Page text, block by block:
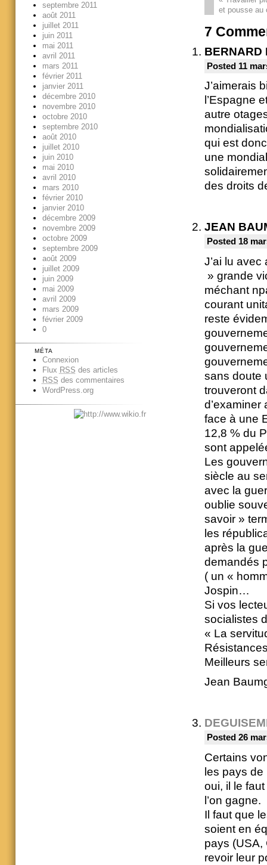
et pousse au
7
BERNARD
Posted 11
J’aimerais
l’Espagne
autre
qui est
une
des droits
JEAN
Posted 18
J’ai lu
» grande
méchant
courant
reste
sans doute
trouveront
d’examiner
face à une
12,8 % du
sont
Les
siècle au
avec la
oublie
savoir »
les
après la
demandés
( un «
Jospin…
Si vos
socialistes
« La
Meilleurs
Jean
Posted 26
Certains
les pays de
oui, il le
l’on gagne.
Il faut que
soient en
pays (USA,
revoir leur
septembre 2011
août 2011
juillet 2011
juin 2011
mai 2011
avril 2011
mars 2011
février 2011
janvier 2011
décembre 2010
novembre 2010
octobre 2010
septembre 2010
août 2010
juillet 2010
juin 2010
mai 2010
avril 2010
mars 2010
février 2010
janvier 2010
décembre 2009
novembre 2009
octobre 2009
septembre 2009
août 2009
juillet 2009
juin 2009
mai 2009
avril 2009
mars 2009
février 2009
0
MÉTA
Connexion
Flux RSS des articles
RSS des commentaires
WordPress.org